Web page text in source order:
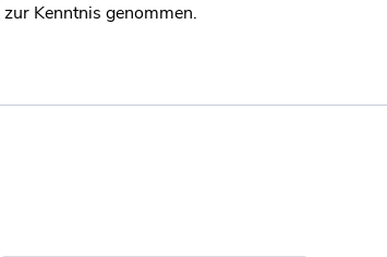
zur Kenntnis genommen.